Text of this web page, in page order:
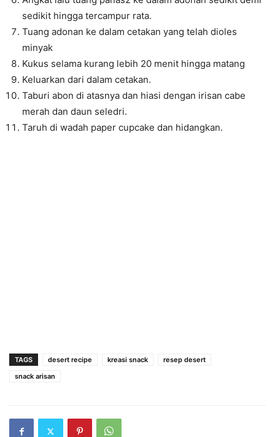
sedikit hingga tercampur rata.
Tuang adonan ke dalam cetakan yang telah dioles
minyak
Kukus selama kurang lebih 20 menit hingga matang
Keluarkan dari dalam cetakan.
Taburi abon di atasnya dan hiasi dengan irisan cabe
merah dan daun seledri.
Taruh di wadah paper cupcake dan hidangkan.
TAGS desert recipe kreasi snack
resep desert
snack arisan